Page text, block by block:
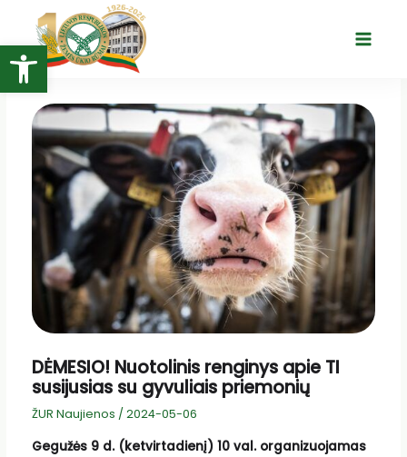
Open toolbar
turinio
Main
DĖMESIO! Nuotolinis renginys apie TI
susijusias su gyvuliais priemonių
ŽUR Naujienos / 2024-05-06
Gegužės 9 d. (ketvirtadienį) 10 val. organizuojamas